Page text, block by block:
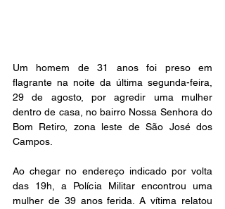
Um homem de 31 anos foi preso em
flagrante na noite da última segunda-feira,
29 de agosto, por agredir uma mulher
dentro de casa, no bairro Nossa Senhora do
Bom Retiro, zona leste de São José dos
Campos.
Ao chegar no endereço indicado por volta
das 19h, a Polícia Militar encontrou uma
mulher de 39 anos ferida. A vítima relatou